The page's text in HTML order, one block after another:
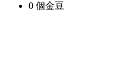
0 個金豆